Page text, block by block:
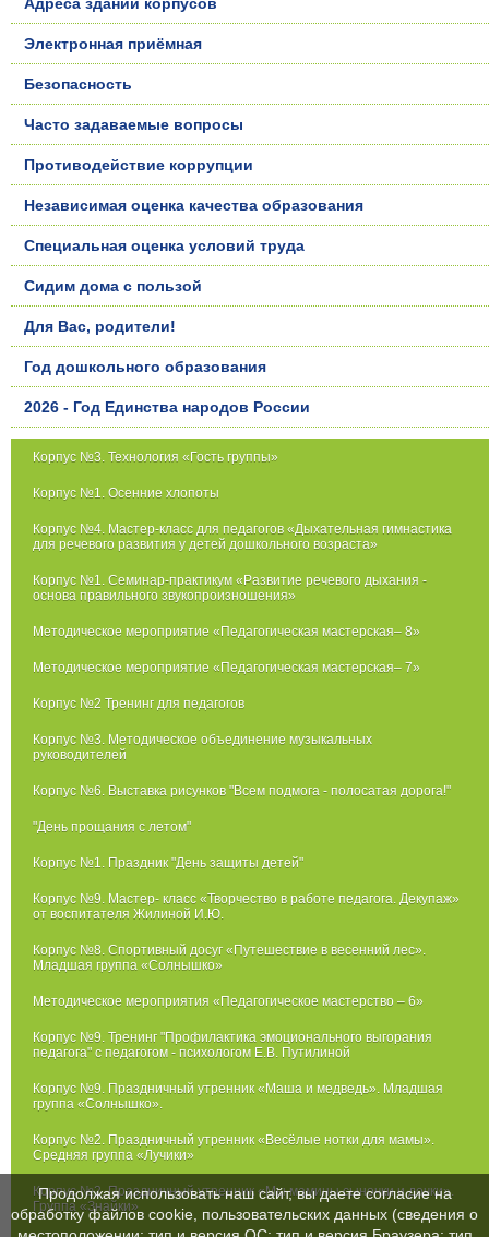
Электронная приёмная
Безопасность
Часто задаваемые вопросы
Противодействие коррупции
Независимая оценка качества образования
Специальная оценка условий труда
Сидим дома с пользой
Для Вас, родители!
Год дошкольного образования
2026 - Год Единства народов России
Корпус №3. Технология «Гость группы»
Корпус №1. Осенние хлопоты
Корпус №4. Мастер-класс для педагогов «Дыхательная гимнастика
для речевого развития у детей дошкольного возраста»
Корпус №1. Семинар-практикум «Развитие речевого дыхания -
основа правильного звукопроизношения»
Методическое мероприятие «Педагогическая мастерская– 8»
Методическое мероприятие «Педагогическая мастерская– 7»
Корпус №2 Тренинг для педагогов
Корпус №3. Методическое объединение музыкальных
руководителей
Корпус №6. Выставка рисунков "Всем подмога - полосатая дорога!"
"День прощания с летом"
Корпус №1. Праздник "День защиты детей"
Корпус №9. Мастер- класс «Творчество в работе педагога. Декупаж»
от воспитателя Жилиной И.Ю.
Корпус №8. Спортивный досуг «Путешествие в весенний лес».
Младшая группа «Солнышко»
Методическое мероприятия «Педагогическое мастерство – 6»
Корпус №9. Тренинг "Профилактика эмоционального выгорания
педагога" с педагогом - психологом Е.В. Путилиной
Корпус №9. Праздничный утренник «Маша и медведь». Младшая
группа «Солнышко».
Корпус №2. Праздничный утренник «Весёлые нотки для мамы».
Средняя группа «Лучики»
Корпус №2. Праздничный утренник «Мы мамины сыночки и дочки».
Группа «Знайки»
Продолжая использовать наш сайт, вы даете согласие на
обработку файлов cookie, пользовательских данных (сведения о